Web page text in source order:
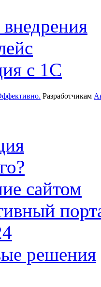
с 1С
Разработчикам
сайтом
решения